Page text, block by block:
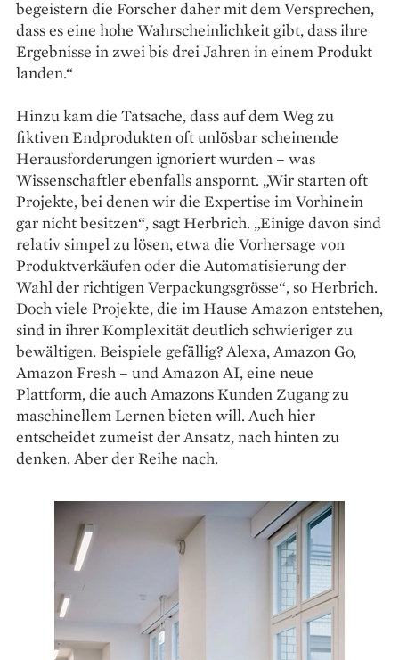
begeistern die Forscher daher mit dem Versprechen,
dass es eine hohe Wahrscheinlichkeit gibt, dass ihre
Ergebnisse in zwei bis drei Jahren in einem Produkt
landen.“
Hinzu kam die Tatsache, dass auf dem Weg zu
fiktiven Endprodukten oft unlösbar scheinende
Herausforderungen ignoriert wurden – was
Wissenschaftler ebenfalls anspornt. „Wir starten oft
Projekte, bei denen wir die Expertise im Vorhinein
gar nicht besitzen“, sagt Herbrich. „Einige davon sind
relativ simpel zu lösen, etwa die Vorhersage von
Produktverkäufen oder die Automatisierung der
Wahl der richtigen Verpackungsgrösse“, so Herbrich.
Doch viele Projekte, die im Hause Amazon entstehen,
sind in ihrer Komplexität deutlich schwieriger zu
bewältigen. Beispiele gefällig? Alexa, Amazon Go,
Amazon Fresh – und Amazon AI, eine neue
Plattform, die auch Amazons Kunden Zugang zu
maschinellem Lernen bieten will. Auch hier
entscheidet zumeist der Ansatz, nach hinten zu
denken. Aber der Reihe nach.